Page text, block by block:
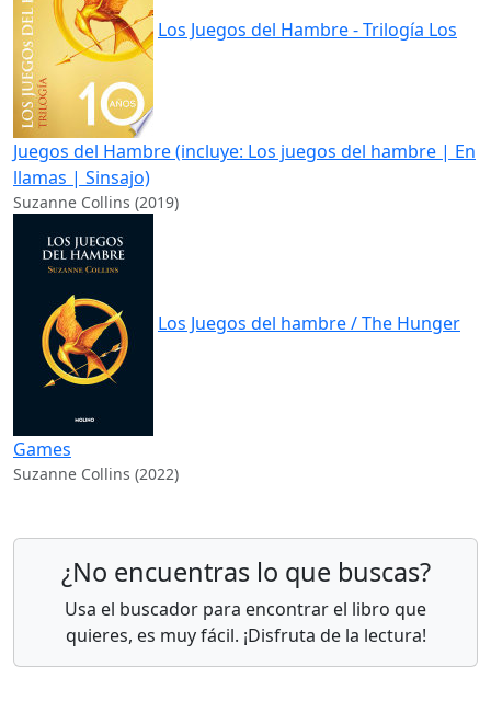
Los Juegos del Hambre - Trilogía Los
Juegos del Hambre (incluye: Los juegos del hambre | En
llamas | Sinsajo)
Suzanne Collins (2019)
Los Juegos del hambre / The Hunger
Games
Suzanne Collins (2022)
¿No encuentras lo que buscas?
Usa el buscador para encontrar el libro que
quieres, es muy fácil. ¡Disfruta de la lectura!